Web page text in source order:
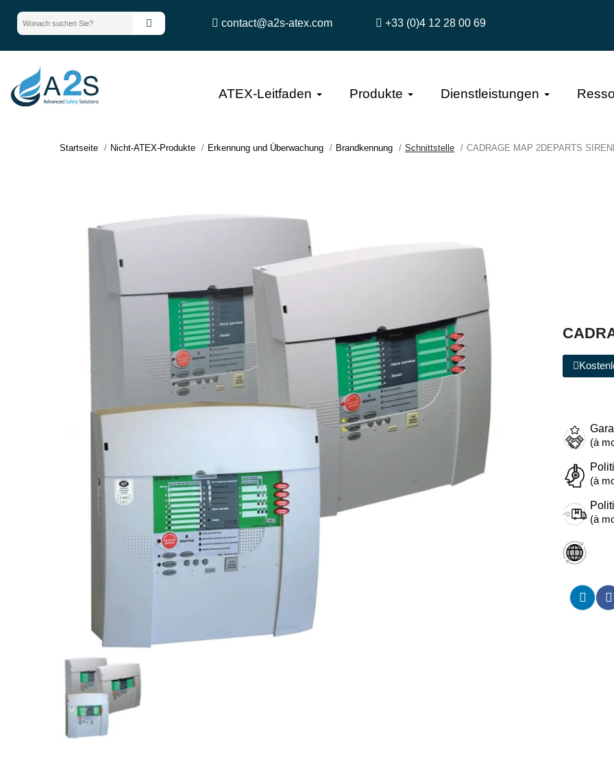
contact@a2s-atex.com +33 (0)4 12 28 00 69
ATEX-Leitfaden Produkte Dienstleistungen
Startseite Nicht-ATEX-Produkte Erkennung und Überwachung Brandkennung Schnittstelle CADRAGE MAP 2DEPARTS
(à
(à
(à